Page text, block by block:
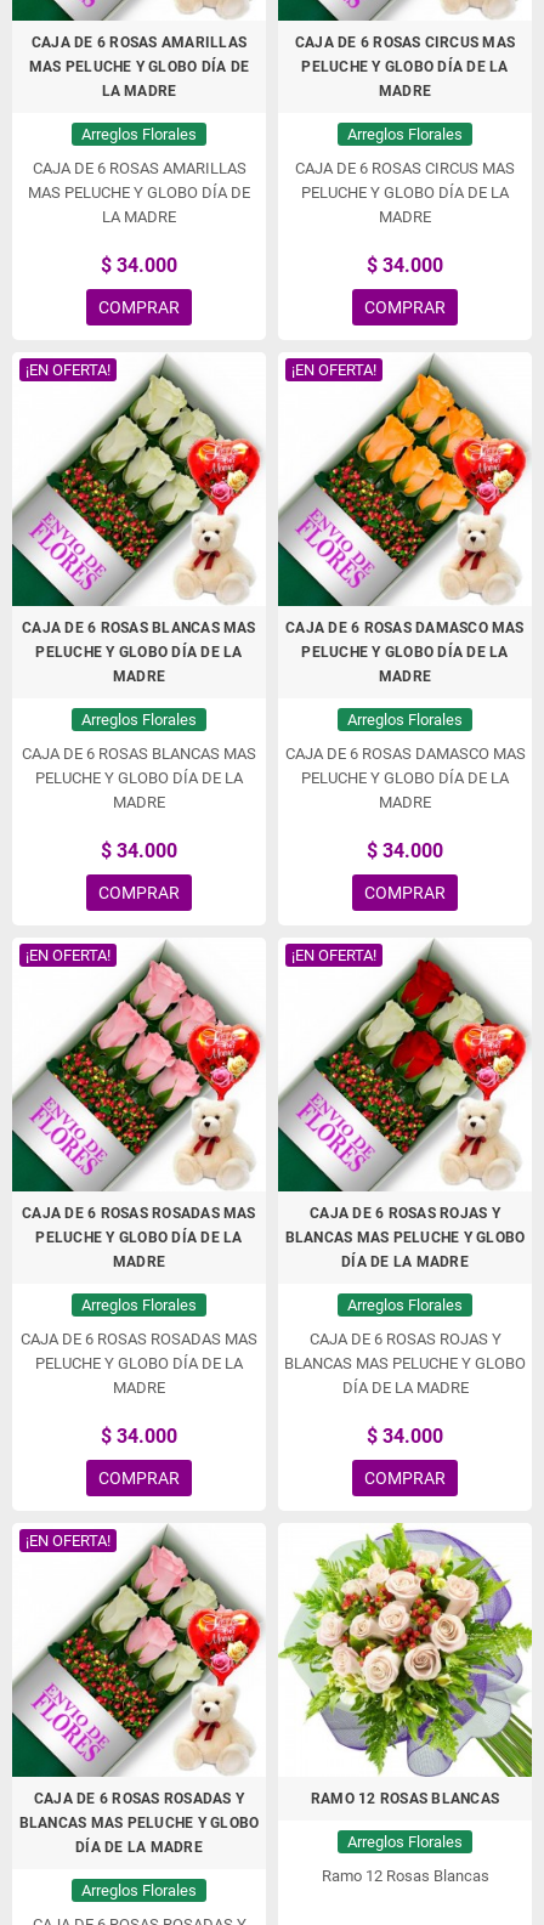
CAJA DE 6 ROSAS AMARILLAS
MAS PELUCHE Y GLOBO DÍA DE
LA MADRE
Arreglos Florales
CAJA DE 6 ROSAS AMARILLAS
MAS PELUCHE Y GLOBO DÍA DE
LA MADRE
$ 34.000
COMPRAR
CAJA DE 6 ROSAS CIRCUS MAS
PELUCHE Y GLOBO DÍA DE LA
MADRE
Arreglos Florales
CAJA DE 6 ROSAS CIRCUS MAS
PELUCHE Y GLOBO DÍA DE LA
MADRE
$ 34.000
COMPRAR
¡EN OFERTA!
CAJA DE 6 ROSAS BLANCAS MAS
PELUCHE Y GLOBO DÍA DE LA
MADRE
Arreglos Florales
CAJA DE 6 ROSAS BLANCAS MAS
PELUCHE Y GLOBO DÍA DE LA
MADRE
$ 34.000
COMPRAR
¡EN OFERTA!
CAJA DE 6 ROSAS DAMASCO MAS
PELUCHE Y GLOBO DÍA DE LA
MADRE
Arreglos Florales
CAJA DE 6 ROSAS DAMASCO MAS
PELUCHE Y GLOBO DÍA DE LA
MADRE
$ 34.000
COMPRAR
¡EN OFERTA!
CAJA DE 6 ROSAS ROSADAS MAS
PELUCHE Y GLOBO DÍA DE LA
MADRE
Arreglos Florales
CAJA DE 6 ROSAS ROSADAS MAS
PELUCHE Y GLOBO DÍA DE LA
MADRE
$ 34.000
COMPRAR
¡EN OFERTA!
CAJA DE 6 ROSAS ROJAS Y
BLANCAS MAS PELUCHE Y GLOBO
DÍA DE LA MADRE
Arreglos Florales
CAJA DE 6 ROSAS ROJAS Y
BLANCAS MAS PELUCHE Y GLOBO
DÍA DE LA MADRE
$ 34.000
COMPRAR
¡EN OFERTA!
CAJA DE 6 ROSAS ROSADAS Y
BLANCAS MAS PELUCHE Y GLOBO
DÍA DE LA MADRE
Arreglos Florales
RAMO 12 ROSAS BLANCAS
Arreglos Florales
Ramo 12 Rosas Blancas